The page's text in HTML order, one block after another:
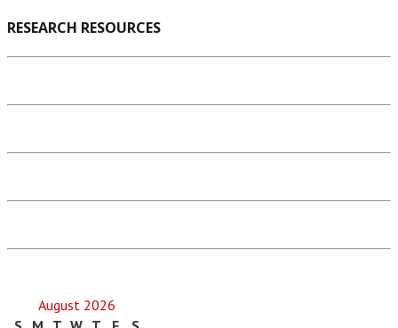
RESEARCH RESOURCES
August 2026